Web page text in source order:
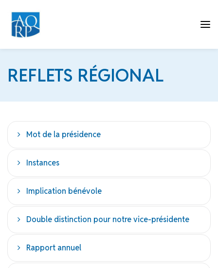
REFLETS RÉGIONAL
Mot de la présidence
Instances
Implication bénévole
Double distinction pour notre vice-présidente
Rapport annuel